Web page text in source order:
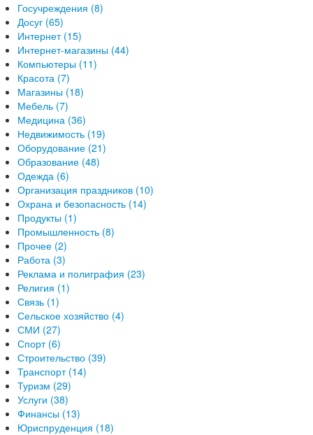
Госучреждения (8)
Досуг (65)
Интернет (15)
Интернет-магазины (44)
Компьютеры (11)
Красота (7)
Магазины (18)
Мебель (7)
Медицина (36)
Недвижимость (19)
Оборудование (21)
Образование (48)
Одежда (6)
Организация праздников (10)
Охрана и безопасность (14)
Продукты (1)
Промышленность (8)
Прочее (2)
Работа (3)
Реклама и полиграфия (23)
Религия (1)
Связь (1)
Сельское хозяйство (4)
СМИ (27)
Спорт (6)
Строительство (39)
Транспорт (14)
Туризм (29)
Услуги (38)
Финансы (13)
Юриспруденция (18)